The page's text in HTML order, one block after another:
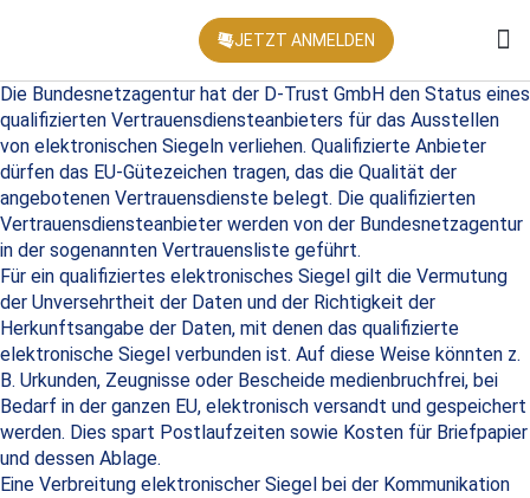
JETZT ANMELDEN
Die Bundesnetzagentur hat der D-Trust GmbH den Status eines
qualifizierten Vertrauensdiensteanbieters für das Ausstellen
von elektronischen Siegeln verliehen. Qualifizierte Anbieter
dürfen das EU-Gütezeichen tragen, das die Qualität der
angebotenen Vertrauensdienste belegt. Die qualifizierten
Vertrauensdiensteanbieter werden von der Bundesnetzagentur
in der sogenannten Vertrauensliste geführt.
Für ein qualifiziertes elektronisches Siegel gilt die Vermutung
der Unversehrtheit der Daten und der Richtigkeit der
Herkunftsangabe der Daten, mit denen das qualifizierte
elektronische Siegel verbunden ist. Auf diese Weise könnten z.
B. Urkunden, Zeugnisse oder Bescheide medienbruchfrei, bei
Bedarf in der ganzen EU, elektronisch versandt und gespeichert
werden. Dies spart Postlaufzeiten sowie Kosten für Briefpapier
und dessen Ablage.
Eine Verbreitung elektronischer Siegel bei der Kommunikation